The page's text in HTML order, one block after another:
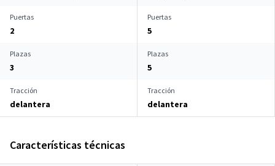
Puertas
2
Puertas
5
Plazas
3
Plazas
5
Tracción
delantera
Tracción
delantera
Características técnicas